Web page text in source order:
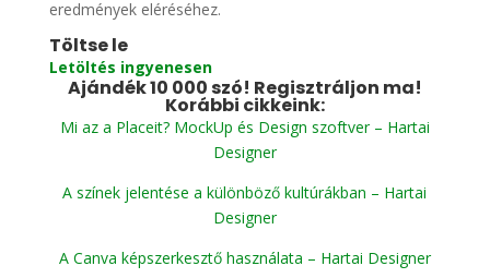
eredmények eléréséhez.
Töltse le
Letöltés ingyenesen
Ajándék 10 000 szó! Regisztráljon ma!
Korábbi cikkeink:
Mi az a Placeit? MockUp és Design szoftver – Hartai
Designer
A színek jelentése a különböző kultúrákban – Hartai
Designer
A Canva képszerkesztő használata – Hartai Designer